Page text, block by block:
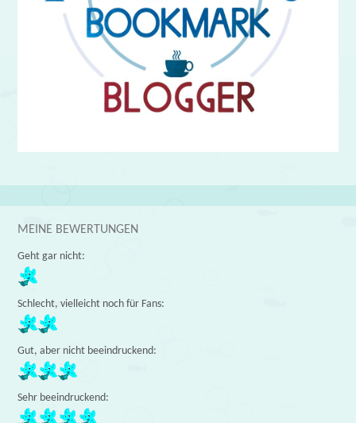
MEINE BEWERTUNGEN
Geht gar nicht:
Schlecht, vielleicht noch für Fans:
Gut, aber nicht beeindruckend:
Sehr beeindruckend: